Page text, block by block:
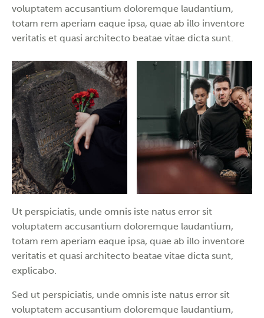
voluptatem accusantium doloremque laudantium,
totam rem aperiam eaque ipsa, quae ab illo inventore
veritatis et quasi architecto beatae vitae dicta sunt.
Ut perspiciatis, unde omnis iste natus error sit
voluptatem accusantium doloremque laudantium,
totam rem aperiam eaque ipsa, quae ab illo inventore
veritatis et quasi architecto beatae vitae dicta sunt,
explicabo.
Sed ut perspiciatis, unde omnis iste natus error sit
voluptatem accusantium doloremque laudantium,